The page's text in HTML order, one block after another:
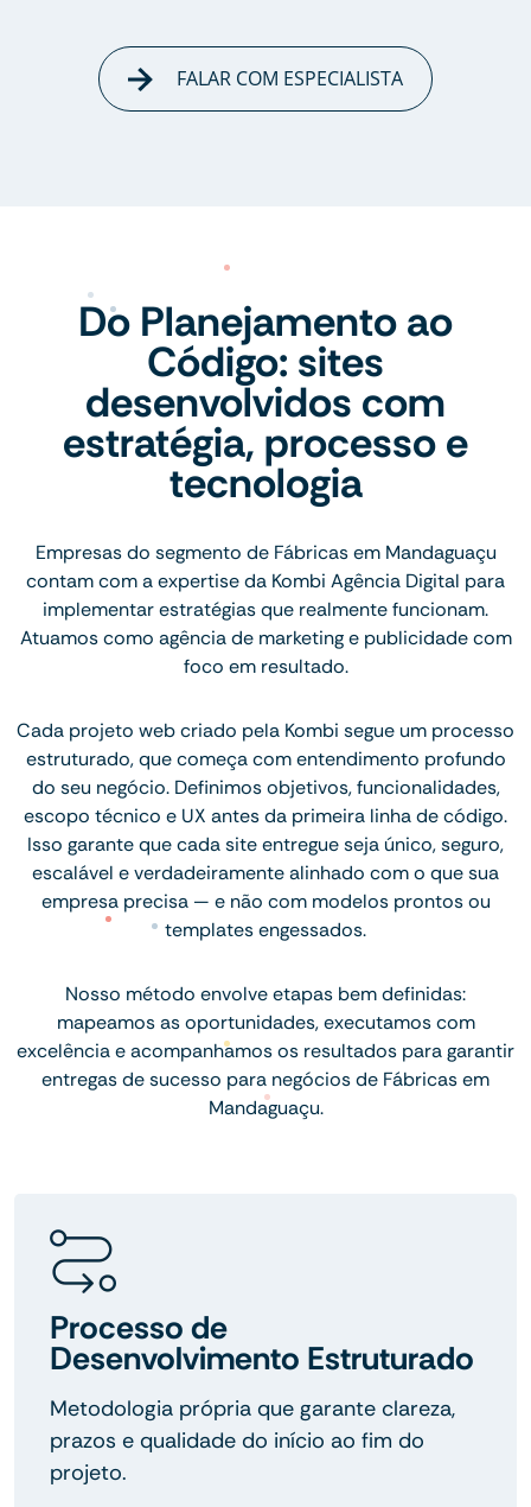
FALAR COM ESPECIALISTA
Do Planejamento ao
Código: sites
desenvolvidos com
estratégia, processo e
tecnologia
Empresas do segmento de Fábricas em Mandaguaçu
contam com a expertise da Kombi Agência Digital para
implementar estratégias que realmente funcionam.
Atuamos como agência de marketing e publicidade com
foco em resultado.
Cada projeto web criado pela Kombi segue um processo
estruturado, que começa com entendimento profundo
do seu negócio. Definimos objetivos, funcionalidades,
escopo técnico e UX antes da primeira linha de código.
Isso garante que cada site entregue seja único, seguro,
escalável e verdadeiramente alinhado com o que sua
empresa precisa — e não com modelos prontos ou
templates engessados.
Nosso método envolve etapas bem definidas:
mapeamos as oportunidades, executamos com
excelência e acompanhamos os resultados para garantir
entregas de sucesso para negócios de Fábricas em
Mandaguaçu.
Processo de
Desenvolvimento Estruturado
Metodologia própria que garante clareza,
prazos e qualidade do início ao fim do
projeto.